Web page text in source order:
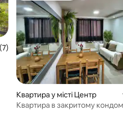
оцінка: 5,0 з 5, відгуки: 7
Квартира у місті Центр
Квартира в закритому